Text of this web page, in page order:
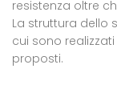
resistenza oltre
La struttura dello
cui sono
proposti.